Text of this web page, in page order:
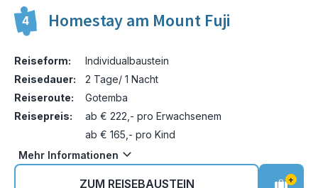
4 Homestay am Mount Fuji
Reiseform:
Individualbaustein
Reisedauer:
2 Tage/ 1 Nacht
Reiseroute:
Gotemba
Reisepreis:
ab € 222,- pro Erwachsenem
ab € 165,- pro Kind
Mehr Informationen
ZUM REISEBAUSTEIN +